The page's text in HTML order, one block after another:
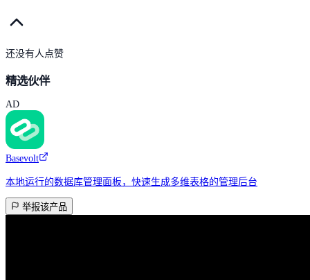
还没有人点赞
精选伙伴
AD
Basevolt
本地运行的数据库管理面板，快速生成多维表格的管理后台
举报该产品